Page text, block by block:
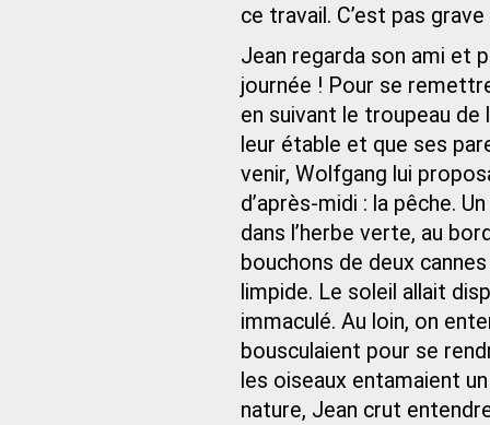
ce travail. C’est pas grave
Jean regarda son ami et
journée ! Pour se
en suivant le troupeau
leur étable et que ses
venir, Wolfgang lui
d’après‑midi : la pêche.
dans l’herbe verte, au
bouchons de deux
limpide. Le soleil allait
immaculé. Au loin, on
bousculaient pour se
les oiseaux entamaient
nature, Jean crut